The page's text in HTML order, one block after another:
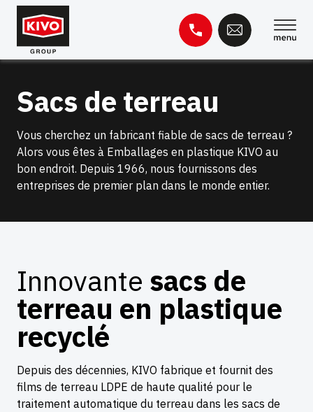
Skip
content
Base de connaissances Contact
Sacs de terreau
Vous cherchez un fabricant fiable de sacs de terreau ?
Alors vous êtes à Emballages en plastique KIVO au
bon endroit. Depuis 1966, nous fournissons des
entreprises de premier plan dans le monde entier.
Innovante sacs de
terreau en plastique
recyclé
Depuis des décennies, KIVO fabrique et fournit des
films de terreau LDPE de haute qualité pour le
traitement automatique du terreau dans les sacs de